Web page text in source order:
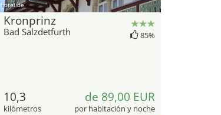
hotel.de
Kronprinz
Bad Salzdetfurth 85%
10,3
kilómetros
de 89,00 EUR
por habitación y noche